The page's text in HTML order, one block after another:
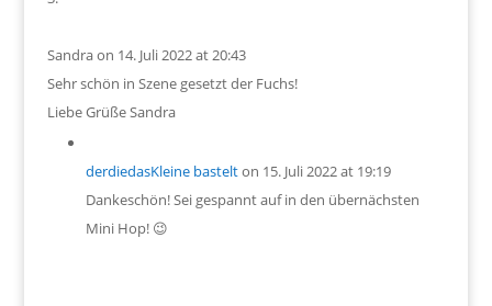
Sandraon 14. Juli 2022 at 20:43
Sehr schön in Szene gesetzt der Fuchs!
Liebe Grüße Sandra
derdiedasKleine bastelton 15. Juli 2022 at 19:19
Dankeschön! Sei gespannt auf in den übernächsten
Mini Hop! 😉